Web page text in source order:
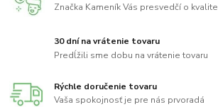
Značka Kameník Vás presvedčí o kvalite
30 dní na vrátenie tovaru
Predĺžili sme dobu na vrátenie tovaru
Rýchle doručenie tovaru
Vaša spokojnosť je pre nás prvoradá